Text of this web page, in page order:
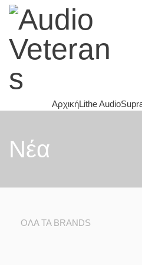
ΑρχικήLithe Audio
Nέα
ΌΛΑ ΤΑ BRANDS